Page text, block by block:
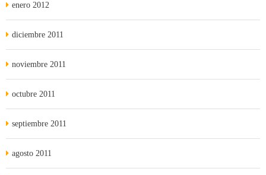
enero 2012
diciembre 2011
noviembre 2011
octubre 2011
septiembre 2011
agosto 2011